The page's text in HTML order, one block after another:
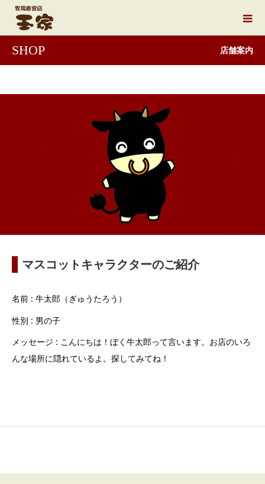
SHOP 店舗案内
マスコットキャラクターのご紹介
名前 : 牛太郎（ぎゅうたろう）
性別 : 男の子
メッセージ : こんにちは！ぼく牛太郎って言います。お店のいろ
んな場所に隠れているよ。探してみてね！